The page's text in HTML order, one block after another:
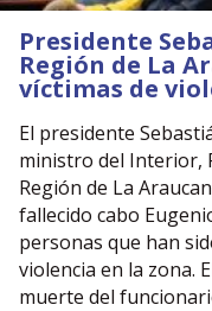
Presidente
Región de La
víctimas de
El presidente
ministro del Interior,
Región de La
fallecido cabo
personas que han
violencia en la zona.
muerte del